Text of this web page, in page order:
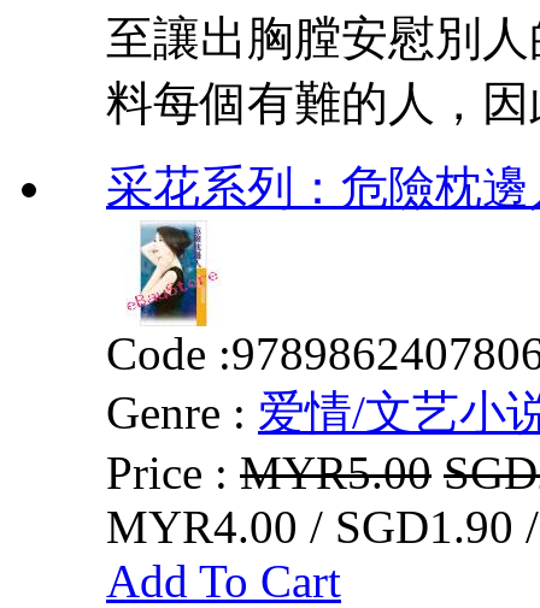
至讓出胸膛安慰別
料每個有難的人，因
采花系列：危險枕邊
Code :
Genre : 爱情/文艺小
Price : MYR5.00
MYR4.00 / SGD1.90
Add To Cart